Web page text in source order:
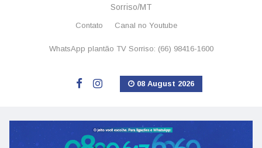
Sorriso/MT
Contato Canal no Youtube
WhatsApp plantão TV Sorriso: (66) 98416-1600
08 August 2026